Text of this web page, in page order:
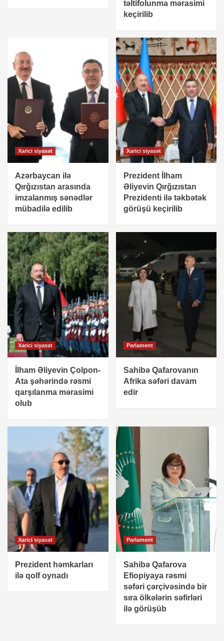
təltifolunma mərasimi
keçirilib
Xarici siyasət
Azərbaycan ilə
Qırğızıstan arasında
imzalanmış sənədlər
mübadilə edilib
Xarici siyasət
Prezident İlham
Əliyevin Qırğızıstan
Prezidenti ilə təkbətək
görüşü keçirilib
Xarici siyasət
İlham Əliyevin Çolpon-
Ata şəhərində rəsmi
qarşılanma mərasimi
olub
Parlament
Sahibə Qafarovanın
Afrika səfəri davam
edir
Xarici siyasət
Prezident həmkarları
ilə qolf oynadı
Parlament
Sahibə Qafarova
Efiopiyaya rəsmi
səfəri çərçivəsində bir
sıra ölkələrin səfirləri
ilə görüşüb